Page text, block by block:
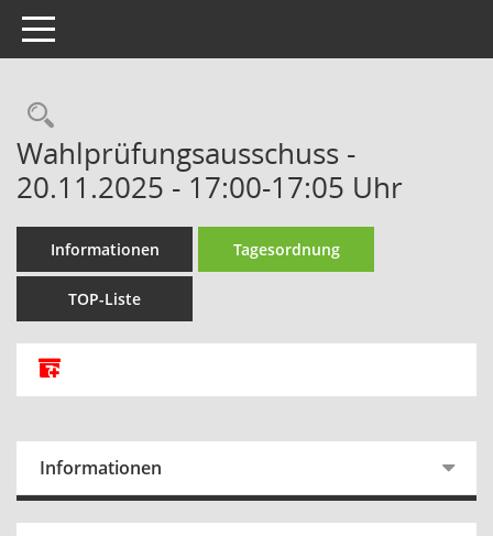
Toggle navigation
Rechercheauswahl
Wahlprüfungsausschuss -
20.11.2025 - 17:00-17:05 Uhr
Informationen Tagesordnung
TOP-Liste
Alle Dokumente zu dieser Sitzung zusammenfassen
Informationen